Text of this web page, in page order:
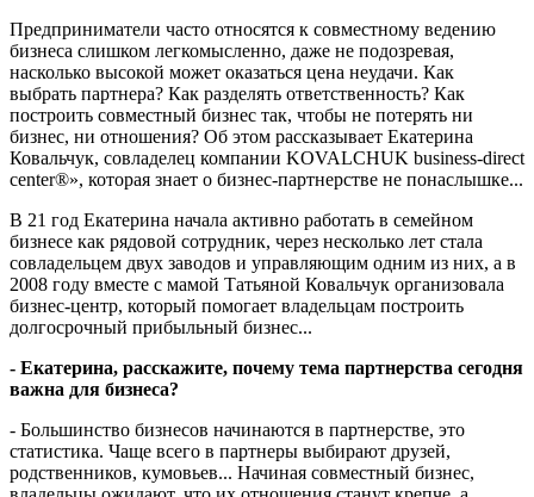
Предприниматели часто относятся к совместному ведению
бизнеса слишком легкомысленно, даже не подозревая,
насколько высокой может оказаться цена неудачи. Как
выбрать партнера? Как разделять ответственность? Как
построить совместный бизнес так, чтобы не потерять ни
бизнес, ни отношения? Об этом рассказывает Екатерина
Ковальчук, совладелец компании KOVALCHUK business-direct
center®», которая знает о бизнес-партнерстве не понаслышке...
В 21 год Екатерина начала активно работать в семейном
бизнесе как рядовой сотрудник, через несколько лет стала
совладельцем двух заводов и управляющим одним из них, а в
2008 году вместе с мамой Татьяной Ковальчук организовала
бизнес-центр, который помогает владельцам построить
долгосрочный прибыльный бизнес...
- Екатерина, расскажите, почему тема партнерства сегодня
важна для бизнеса?
- Большинство бизнесов начинаются в партнерстве, это
статистика. Чаще всего в партнеры выбирают друзей,
родственников, кумовьев... Начиная совместный бизнес,